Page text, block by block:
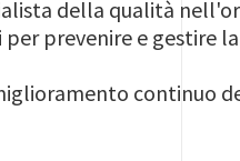
della qualità
prevenire e gestire
continuo